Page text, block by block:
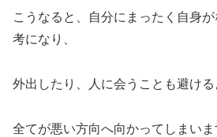
こうなると、自分にまったく自身
考になり、
外出したり、人に会うことも避ける
全てが悪い方向へ向かってしまいま